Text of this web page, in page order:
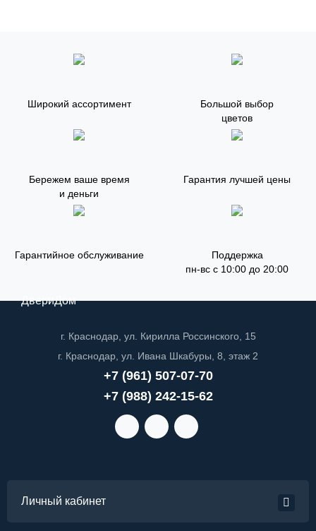
Широкий ассортимент
Большой выбор
цветов
Бережем ваше время
и деньги
Гарантия лучшей цены
Гарантийное обслуживание
Поддержка
пн-вс с 10:00 до 20:00
ДвериДом
г. Краснодар, ул. Кирилла Россинского, 15
г. Краснодар, ул. Ивана Шкабуры, 8, этаж 2
+7 (961) 507-07-70
+7 (988) 242-15-62
Личный кабинет